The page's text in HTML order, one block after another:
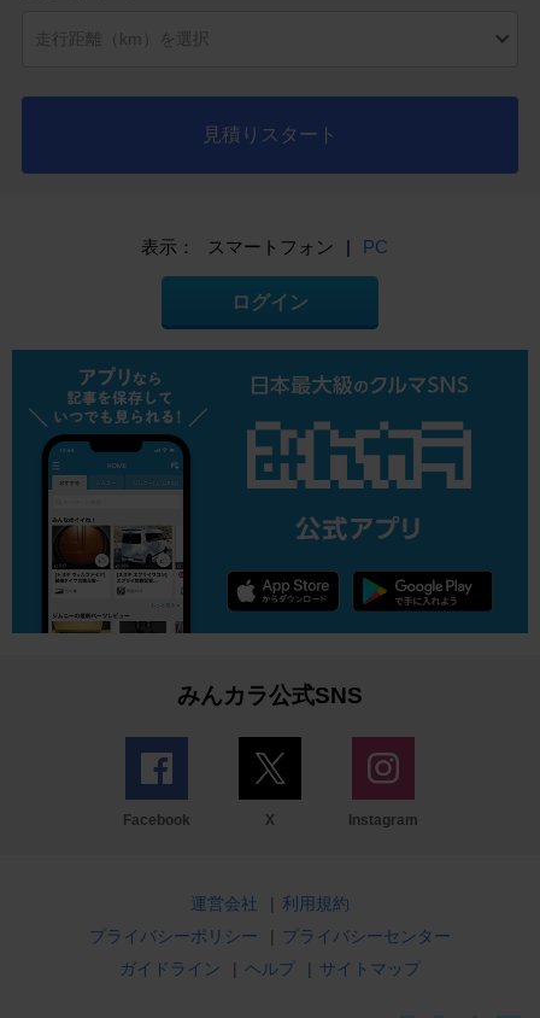
見積りスタート
表示： スマートフォン | PC
ログイン
みんカラ公式SNS
Facebook X Instagram
運営会社 | 利用規約
プライバシーポリシー
| プライバシーセンター
ガイドライン
| ヘルプ | サイトマップ